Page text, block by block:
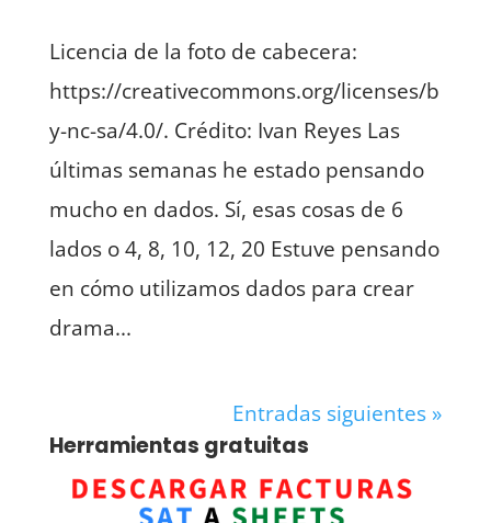
Licencia de la foto de cabecera:
https://creativecommons.org/licenses/b
y-nc-sa/4.0/. Crédito: Ivan Reyes Las
últimas semanas he estado pensando
mucho en dados. Sí, esas cosas de 6
lados o 4, 8, 10, 12, 20 Estuve pensando
en cómo utilizamos dados para crear
drama...
Entradas siguientes »
Herramientas gratuitas